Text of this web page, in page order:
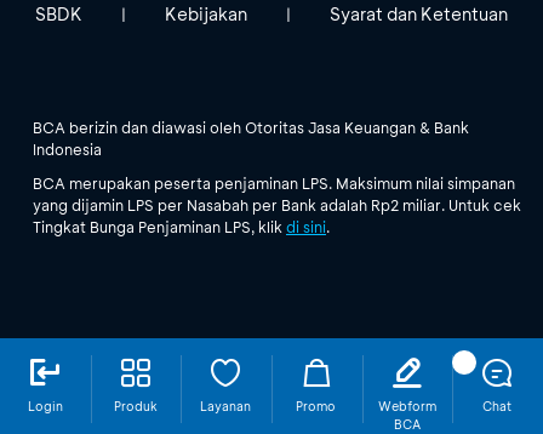
Login Produk Layanan Promo
Webform
BCA
Chat
SBDK | Kebijakan | Syarat dan Ketentuan
BCA berizin dan diawasi oleh Otoritas Jasa Keuangan & Bank
Indonesia
BCA merupakan peserta penjaminan LPS. Maksimum nilai simpanan
yang dijamin LPS per Nasabah per Bank adalah Rp2 miliar. Untuk cek
Tingkat Bunga Penjaminan LPS, klik di sini.